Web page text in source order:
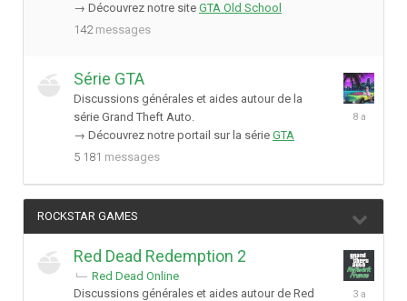
→ Découvrez notre site GTA Old School
142 messages
Série GTA
Discussions générales et aides autour de la
série Grand Theft Auto.
→ Découvrez notre portail sur la série GTA
5 181 messages
ROCKSTAR GAMES
Red Dead Redemption 2
Red Dead Online
Discussions générales et aides autour de Red
19